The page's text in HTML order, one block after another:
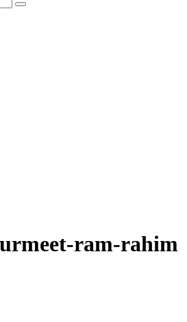
ram-rahim